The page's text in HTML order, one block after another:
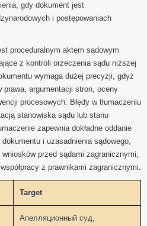
gdy dokument jest
i postępowaniach
proceduralnym aktem sądowym
z kontroli orzeczenia sądu niższej
wymaga dużej precyzji, gdyż
prawa, argumentacji stron, oceny
procesowych. Błędy w tłumaczeniu
stanowiska sądu lub stanu
zapewnia dokładne oddanie
i uzasadnienia sądowego,
przed sądami zagranicznymi,
z prawnikami zagranicznymi.
Target
Апелляционный суд,